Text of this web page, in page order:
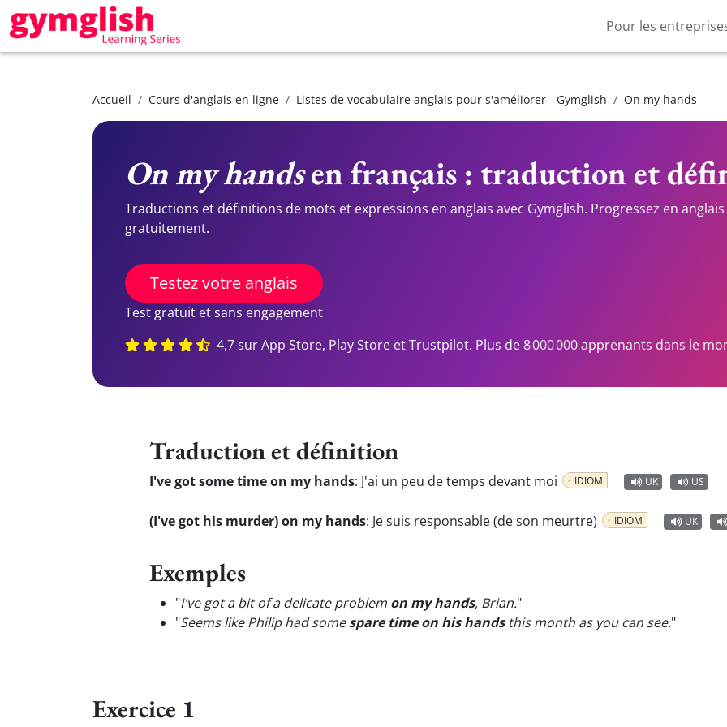
Pour les
Accueil Cours d'anglais en ligne Listes de vocabulaire anglais pour s'améliorer - Gymglish On my hands
On my handsen français : traduction et
Traductions et définitions de mots et expressions en anglais avec Gymglish. Progressez en
gratuitement.
Testez votre anglais
Test gratuit et sans engagement
4,7 sur App Store, Play Store et Trustpilot. Plus de 8 000 000 apprenants dans le
Traduction et définition
I've got some time on my hands: J'ai un peu de temps devant moi IDIOM UK US
(I've got his murder) on my hands: Je suis responsable (de son meurtre) IDIOM UK
Exemples
"I've got a bit of a delicate problem on my hands, Brian."
"Seems like Philip had somespare time on his handsthis month as you can see."
Exercice 1